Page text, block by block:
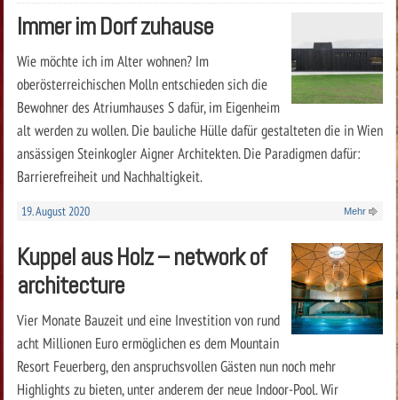
Immer im Dorf zuhause
Wie möchte ich im Alter wohnen? Im
oberösterreichischen Molln entschieden sich die
Bewohner des Atriumhauses S dafür, im Eigenheim
alt werden zu wollen. Die bauliche Hülle dafür gestalteten die in Wien
ansässigen Steinkogler Aigner Architekten. Die Paradigmen dafür:
Barrierefreiheit und Nachhaltigkeit.
19. August 2020 Mehr
Kuppel aus Holz – network of
architecture
Vier Monate Bauzeit und eine Investition von rund
acht Millionen Euro ermöglichen es dem Mountain
Resort Feuerberg, den anspruchsvollen Gästen nun noch mehr
Highlights zu bieten, unter anderem der neue Indoor-Pool. Wir